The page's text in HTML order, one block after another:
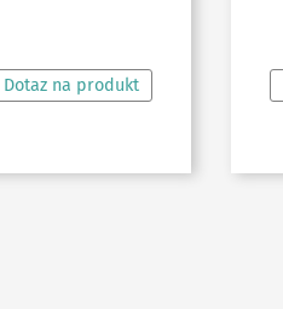
Dotaz na produkt